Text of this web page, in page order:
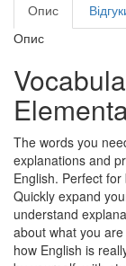
Опис
Опис
The words you
explanations and
English. Perfect
Quickly expand
understand
about what you
how English is